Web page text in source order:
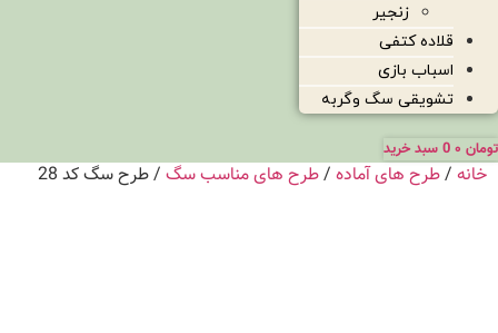
زنجیر
قلاده کتفی
اسباب بازی
تشویقی سگ وگربه
تومان 0 سبد خرید
خانه /طرح های آماده /طرح های مناسب سگ / طرح سگ کد 28